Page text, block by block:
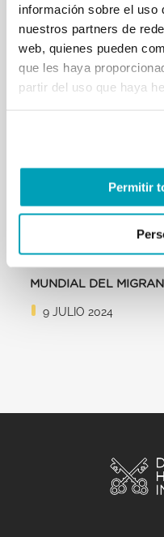
información sobre el uso
nuestros partners de
web, quienes pueden
que les haya
partir del uso que haya
Permitir
RELATED POSTS:
MUNDIAL DEL
9 JULIO 2024